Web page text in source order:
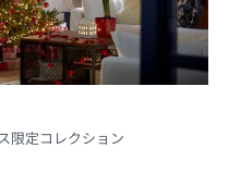
限定コレクション